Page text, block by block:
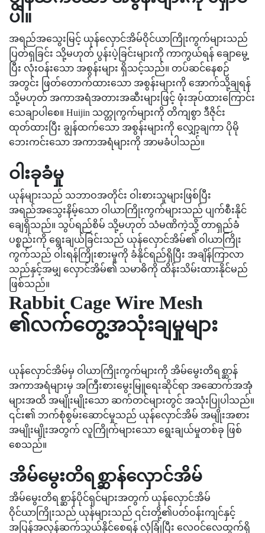
ပါ။
အရည်အသွေးမြင့် ယုန်လှောင်အိမ်ဝိုင်ယာကြိုးကွက်များသည်
ပြတ်ရှခြင်း သို့မဟုတ် ပွန်းပဲ့ခြင်းများကို ကာကွယ်ရန် ချောမွေ့
ပြီး လုံးဝန်းသော အစွန်းများ ရှိသင့်သည်။ တပ်ဆင်နေစဉ်
အတွင်း ဖြတ်တောက်ထားသော အစွန်းများကို အောက်သို့ချရန်
သို့မဟုတ် အကာအရံအတားအဆီးများဖြင့် ဖုံးအုပ်ထားကြောင်း
သေချာပါစေ။ Huijin သတ္တုကွက်များကို တိကျစွာ ဒီဇိုင်း
ထုတ်ထားပြီး ချွန်ထက်သော အစွန်းများကို လျှော့ချကာ ပိုမို
ဘေးကင်းသော အကာအရံများကို အာမခံပါသည်။
ဝါးခုခံမှု
ယုန်များသည် သဘာဝအတိုင်း ဝါးစားသူများဖြစ်ပြီး
အရည်အသွေးနိမ့်သော ဝါယာကြိုးကွက်များသည် ပျက်စီးနိုင်
ချေရှိသည်။ သွပ်ရည်စိမ် သို့မဟုတ် သံမဏိကဲ့သို့ တာရှည်ခံ
ပစ္စည်းကို ရွေးချယ်ခြင်းသည် ယုန်လှောင်အိမ်၏ ဝါယာကြိုး
ကွက်သည် ဝါးရန်ကြိုးစားမှုကို ခံနိုင်ရည်ရှိပြီး အချိန်ကြာလာ
သည်နှင့်အမျှ လှောင်အိမ်၏ သမာဓိကို ထိန်းသိမ်းထားနိုင်မည်
ဖြစ်သည်။
Rabbit Cage Wire Mesh
၏လက်တွေ့အသုံးချမှုများ
ယုန်လှောင်အိမ်မှ ဝါယာကြိုးကွက်များကို အိမ်မွေးတိရစ္ဆာန်
အကာအရံများမှ အကြီးစားမွေးမြူရေးဆိုင်ရာ အဆောက်အအုံ
များအထိ အမျိုးမျိုးသော ဆက်တင်များတွင် အသုံးပြုပါသည်။
၎င်း၏ ဘက်စုံစွမ်းဆောင်မှုသည် ယုန်လှောင်အိမ် အမျိုးအစား
အမျိုးမျိုးအတွက် လူကြိုက်များသော ရွေးချယ်မှုတစ်ခု ဖြစ်
စေသည်။
အိမ်မွေးတိရစ္ဆာန်လှောင်အိမ်
အိမ်မွေးတိရစ္ဆာန်ပိုင်ရှင်များအတွက် ယုန်လှောင်အိမ်
ဝိုင်ယာကြိုးသည် ယုန်များသည် ၎င်းတို့၏ပတ်ဝန်းကျင်နှင့်
အပြန်အလှန်ဆက်သွယ်နိုင်စေရန် လုံခြုံပြီး လေဝင်လေထွက်ရှိ